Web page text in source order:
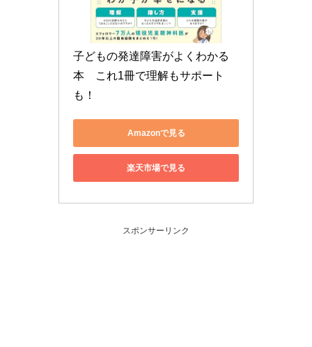
子どもの発達障害がよくわかる
本　これ1冊で理解もサポート
も！
Amazonで見る
楽天市場で見る
スポンサーリンク